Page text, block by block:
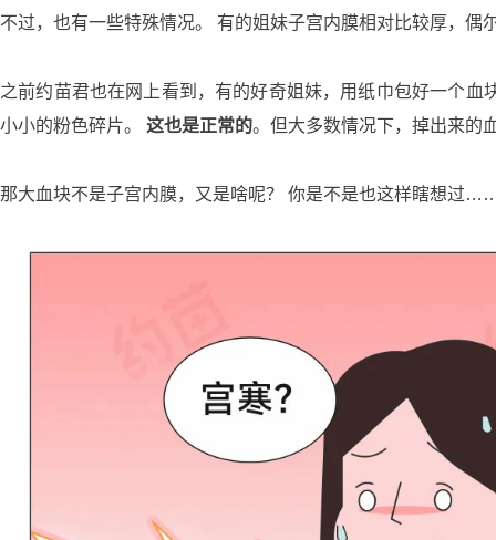
不过，也有一些特殊情况。 有的姐妹子宫内膜相对比较厚，
之前约苗君也在网上看到，有的好奇姐妹，用纸巾包好一个血
小小的粉色碎片。 这也是正常的。但大多数情况下，掉出来的
那大血块不是子宫内膜，又是啥呢？ 你是不是也这样瞎想过